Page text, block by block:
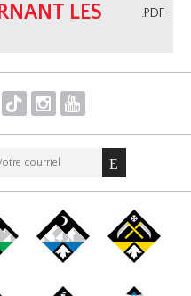
.PDF
LES
T I Y